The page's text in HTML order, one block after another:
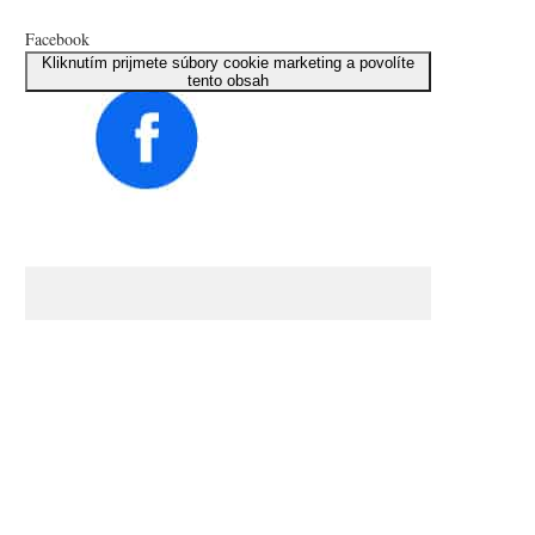
Facebook
Kliknutím prijmete súbory cookie marketing a povolíte
tento obsah